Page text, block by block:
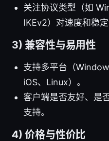
关注协议类型（如
IKEv2）对速度和稳定
3) 兼容性与易用性
支持多平台（
iOS、Linux）。
客户端是否友好、是
支持。
4) 价格与性价比